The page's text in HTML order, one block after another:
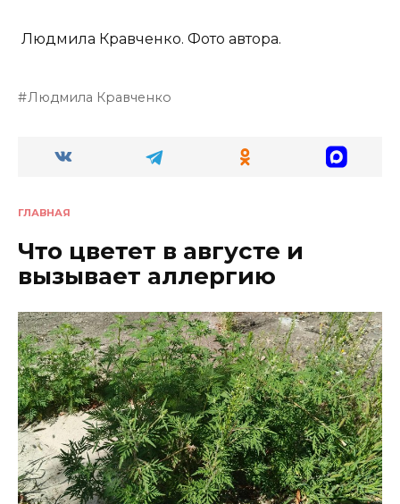
Людмила Кравченко. Фото автора.
Людмила Кравченко
ГЛАВНАЯ
Что цветет в августе и
вызывает аллергию